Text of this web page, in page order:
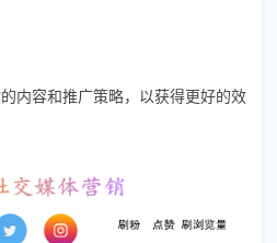
内容和推广策略，以获得更好的效